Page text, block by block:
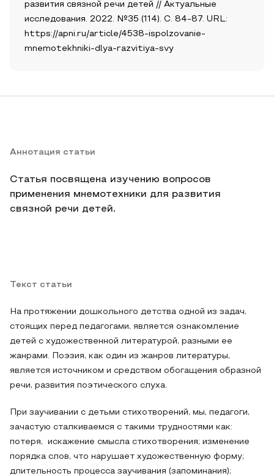
развития связной речи детей // Актуальные
исследования. 2022. №35 (114). С. 84-87. URL:
https://apni.ru/article/4538-ispolzovanie-
mnemotekhniki-dlya-razvitiya-svy
Аннотация статьи
Статья посвящена изучению вопросов
применения мнемотехники для развития
связной речи детей.
Текст статьи
На протяжении дошкольного детства одной из задач,
стоящих перед педагогами, является ознакомление
детей с художественной литературой, разными ее
жанрами. Поэзия, как один из жанров литературы,
является источником и средством обогащения образной
речи, развития поэтического слуха.
При заучивании с детьми стихотворений, мы, педагоги,
зачастую сталкиваемся с такими трудностями как:
потеря, искажение смысла стихотворения; изменение
порядка слов, что нарушает художественную форму;
длительность процесса заучивания (запоминания);